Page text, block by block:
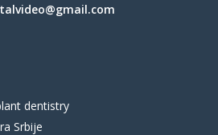
dentistry
Srbije